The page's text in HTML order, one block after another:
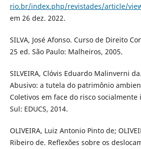
rio.br/index.php/revistades/article/
em 26 dez. 2022.
SILVA, José Afonso. Curso de Direito
25 ed. São Paulo: Malheiros, 2005.
SILVEIRA, Clóvis Eduardo Malinverni
Abusivo: a tutela do patrimônio
Coletivos em face do risco socialmente
Sul: EDUCS, 2014.
OLIVEIRA, Luiz Antonio Pinto de;
Ribeiro de. Reflexões sobre os